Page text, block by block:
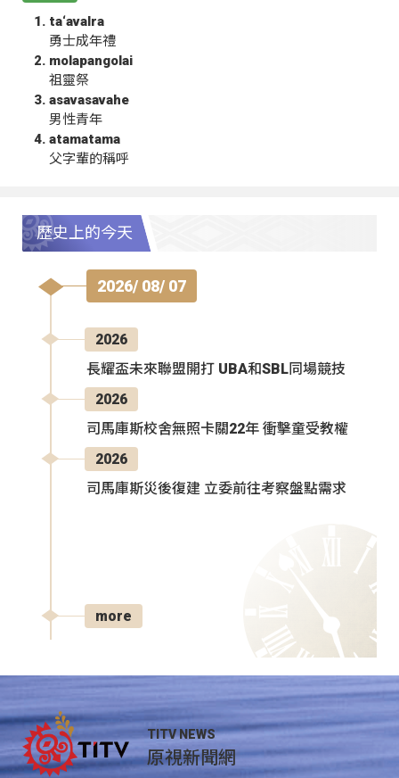
ta‘avalra
勇士成年禮
molapangolai
祖靈祭
asavasavahe
男性青年
atamatama
父字輩的稱呼
歷史上的今天
2026/ 08/ 07
2026
長耀盃未來聯盟開打 UBA和SBL同場競技
2026
司馬庫斯校舍無照卡關22年 衝擊童受教權
2026
司馬庫斯災後復建 立委前往考察盤點需求
more
TITV NEWS
原視新聞網